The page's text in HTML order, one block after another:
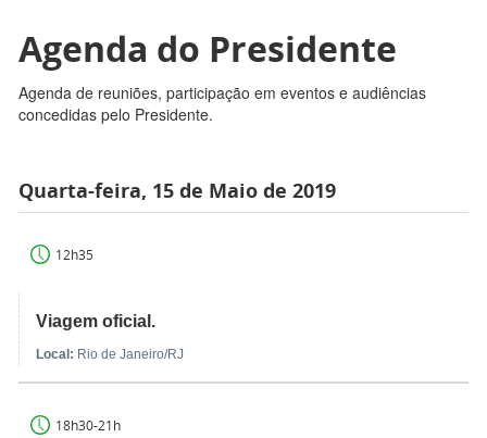
Agenda do Presidente
Agenda de reuniões, participação em eventos e audiências
concedidas pelo Presidente.
Quarta-feira, 15 de Maio de 2019
12h35
Viagem oficial.
Local: Rio de Janeiro/RJ
18h30-21h